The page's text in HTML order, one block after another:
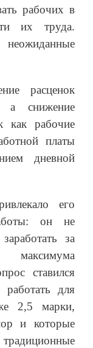
рабочих в
их труда.
расценок
а снижение
как рабочие
платы
дневной
его
он не
за
ставился
для
2,5 марки,
и которые